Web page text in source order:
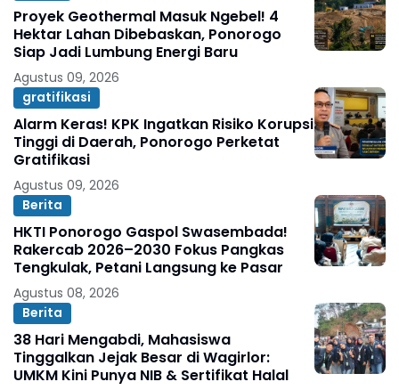
Proyek Geothermal Masuk Ngebel! 4
Hektar Lahan Dibebaskan, Ponorogo
Siap Jadi Lumbung Energi Baru
Agustus 09, 2026
gratifikasi
Alarm Keras! KPK Ingatkan Risiko Korupsi
Tinggi di Daerah, Ponorogo Perketat
Gratifikasi
Agustus 09, 2026
Berita
HKTI Ponorogo Gaspol Swasembada!
Rakercab 2026–2030 Fokus Pangkas
Tengkulak, Petani Langsung ke Pasar
Agustus 08, 2026
Berita
38 Hari Mengabdi, Mahasiswa
Tinggalkan Jejak Besar di Wagirlor:
UMKM Kini Punya NIB & Sertifikat Halal